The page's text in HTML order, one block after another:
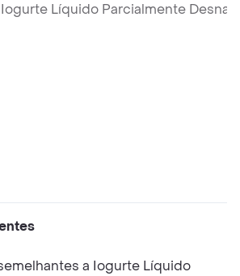
Líquido Parcialmente
a Iogurte Líquido